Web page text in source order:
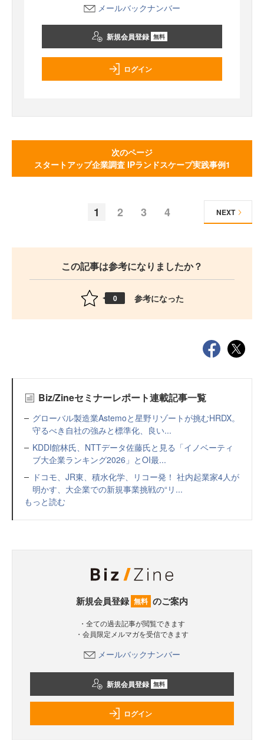
メールバックナンバー
新規会員登録 無料
ログイン
次のページ
スタートアップ企業調査 IPランドスケープ実践事例1
1 2 3 4 NEXT
この記事は参考になりましたか？
0 参考になった
Biz/Zineセミナーレポート連載記事一覧
グローバル製造業Astemoと星野リゾートが挑むHRDX。
守るべき自社の強みと標準化、良い...
KDDI館林氏、NTTデータ佐藤氏と見る「イノベーティ
ブ大企業ランキング2026」とOI最...
ドコモ、JR東、積水化学、リコー発！ 社内起業家4人が
明かす、大企業での新規事業挑戦の“リ...
もっと読む
新規会員登録 無料 のご案内
・全ての過去記事が閲覧できます
・会員限定メルマガを受信できます
メールバックナンバー
新規会員登録 無料
ログイン